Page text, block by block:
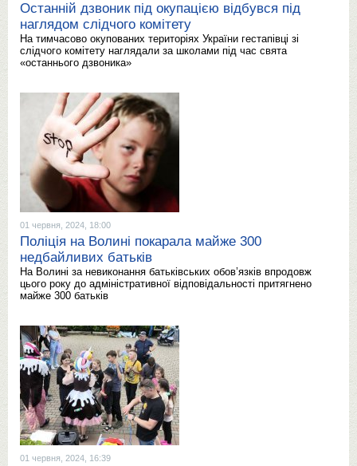
Останній дзвоник під окупацією відбувся під
наглядом слідчого комітету
На тимчасово окупованих територіях України гестапівці зі
слідчого комітету наглядали за школами під час свята
«останнього дзвоника»
01 червня, 2024, 18:00
Поліція на Волині покарала майже 300
недбайливих батьків
На Волині за невиконання батьківських обов’язків впродовж
цього року до адміністративної відповідальності притягнено
майже 300 батьків
01 червня, 2024, 16:39